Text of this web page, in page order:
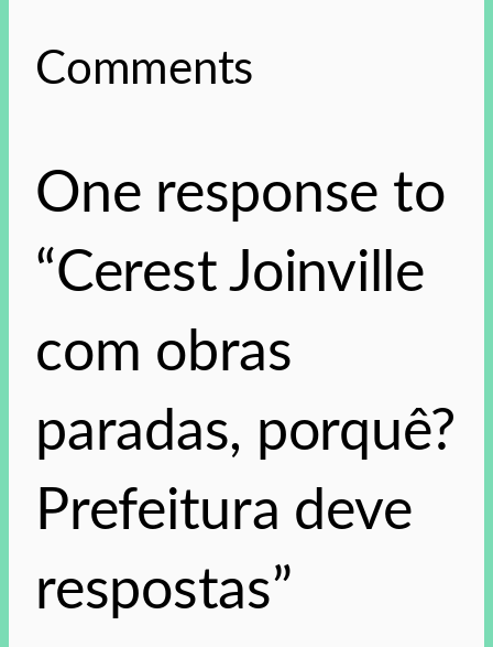
Comments
One response to
“Cerest Joinville
com obras
paradas, porquê?
Prefeitura deve
respostas”